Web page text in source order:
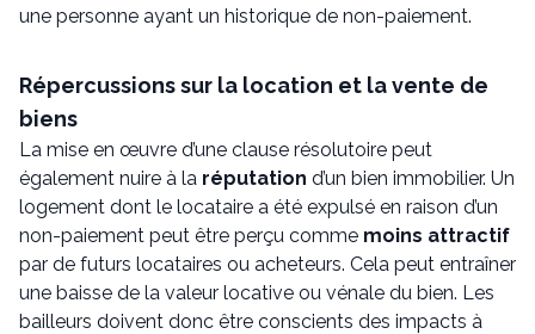
une personne ayant un historique de non-paiement.
Répercussions sur la location et la vente de
biens
La mise en œuvre d’une clause résolutoire peut
également nuire à la réputation d’un bien immobilier. Un
logement dont le locataire a été expulsé en raison d’un
non-paiement peut être perçu comme moins attractif
par de futurs locataires ou acheteurs. Cela peut entraîner
une baisse de la valeur locative ou vénale du bien. Les
bailleurs doivent donc être conscients des impacts à